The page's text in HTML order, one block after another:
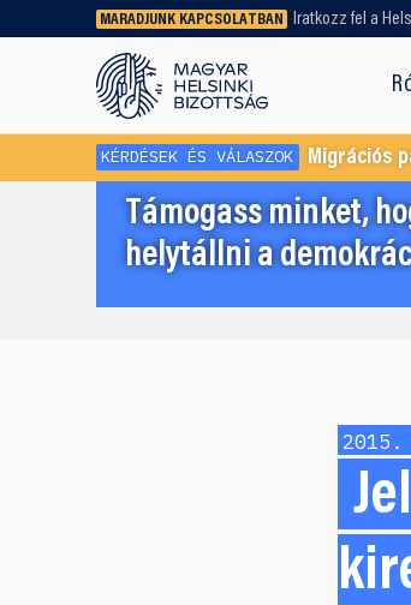
MARADJUNK KAPCSOLATBAN Iratkozz fel a
Régebbi tartalmat vagy
dokumentumot keresel? Használd a
keresőnket!
KÉRDÉSEK ÉS VÁLASZOK Migrációs
Támogass minket,
helytállni a